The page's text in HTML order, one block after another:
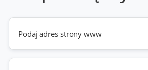
Twoja
strona
www
(wymagane)
Telefon